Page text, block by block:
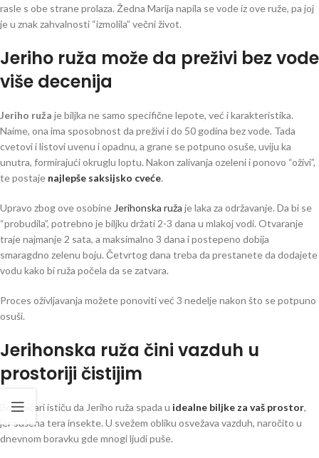
rasle s obe strane prolaza. Žedna Marija napila se vode iz ove ruže, pa joj
je u znak zahvalnosti “izmolila” večni život.
Jeriho ruža može da preživi bez vode
više decenija
Jeriho ruža je biljka ne samo specifične lepote, već i karakteristika.
Naime, ona ima sposobnost da preživi i do 50 godina bez vode. Tada
cvetovi i listovi uvenu i opadnu, a grane se potpuno osuše, uviju ka
unutra, formirajući okruglu loptu. Nakon zalivanja ozeleni i ponovo “oživi”,
te postaje najlepše saksijsko cveće.
Upravo zbog ove osobine Jerihonska ruža je laka za održavanje. Da bi se
“probudila”, potrebno je biljku držati 2-3 dana u mlakoj vodi. Otvaranje
traje najmanje 2 sata, a maksimalno 3 dana i postepeno dobija
smaragdno zelenu boju. Četvrtog dana treba da prestanete da dodajete
vodu kako bi ruža počela da se zatvara.
Proces oživljavanja možete ponoviti već 3 nedelje nakon što se potpuno
osuši.
Jerihonska ruža čini vazduh u
prostoriji čistijim
Botaničari ističu da Jeriho ruža spada u idealne biljke za vaš prostor,
jer sušena tera insekte. U svežem obliku osvežava vazduh, naročito u
dnevnom boravku gde mnogi ljudi puše.